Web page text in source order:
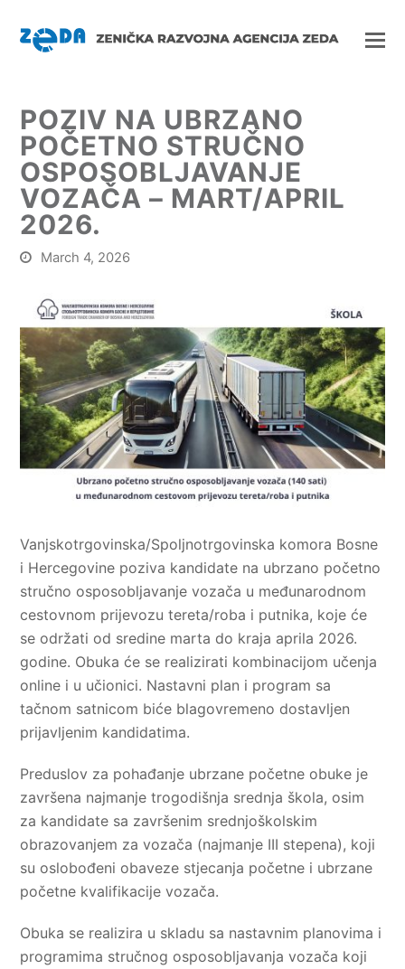
POZIV NA UBRZANO
POČETNO STRUČNO
OSPOSOBLJAVANJE
VOZAČA – MART/APRIL
2026.
March 4, 2026
Vanjskotrgovinska/Spoljnotrgovinska komora Bosne
i Hercegovine poziva kandidate na ubrzano početno
stručno osposobljavanje vozača u međunarodnom
cestovnom prijevozu tereta/roba i putnika, koje će
se održati od sredine marta do kraja aprila 2026.
godine. Obuka će se realizirati kombinacijom učenja
online i u učionici. Nastavni plan i program sa
tačnom satnicom biće blagovremeno dostavljen
prijavljenim kandidatima.
Preduslov za pohađanje ubrzane početne obuke je
završena najmanje trogodišnja srednja škola, osim
za kandidate sa završenim srednjoškolskim
obrazovanjem za vozača (najmanje III stepena), koji
su oslobođeni obaveze stjecanja početne i ubrzane
početne kvalifikacije vozača.
Obuka se realizira u skladu sa nastavnim planovima i
programima stručnog osposobljavanja vozača koji